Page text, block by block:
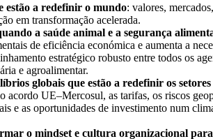
estão a redefinir o mundo: valores,
em transformação acelerada.
a saúde animal e a segurança
de eficiência económica e aumenta a
estratégico robusto entre todos os
e agroalimentar.
globais que estão a redefinir os setores
acordo UE–Mercosul, as tarifas, os riscos
e as oportunidades de investimento num
o mindset e cultura organizacional